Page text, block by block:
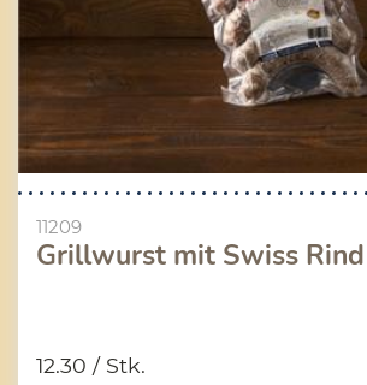
11209
Grillwurst mit Swiss Rind
12.30 / Stk.